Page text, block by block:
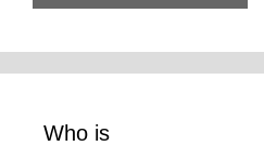
Who is